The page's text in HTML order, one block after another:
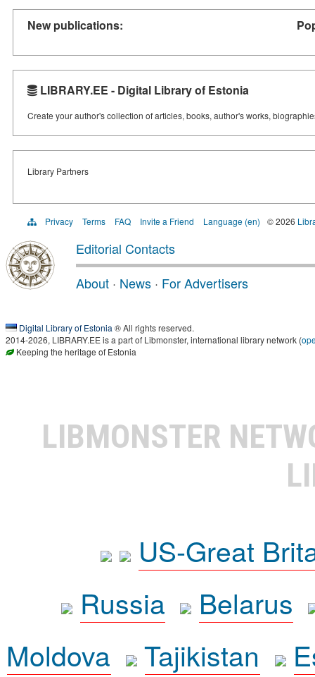
New publications:
LIBRARY.EE - Digital Library of Estonia
Create your author's collection of articles, books, author's works,
Library Partners
Privacy Terms FAQ Invite a Friend Language (en) © 2026
Editorial Contacts
About · News · For Advertisers
Digital Library of Estonia® All rights reserved.
2014-2026, LIBRARY.EE is a part of Libmonster, international library network (
Keeping the heritage of Estonia
LIBMONSTER
US-Great
Russia
Belarus
Moldova
Tajikistan